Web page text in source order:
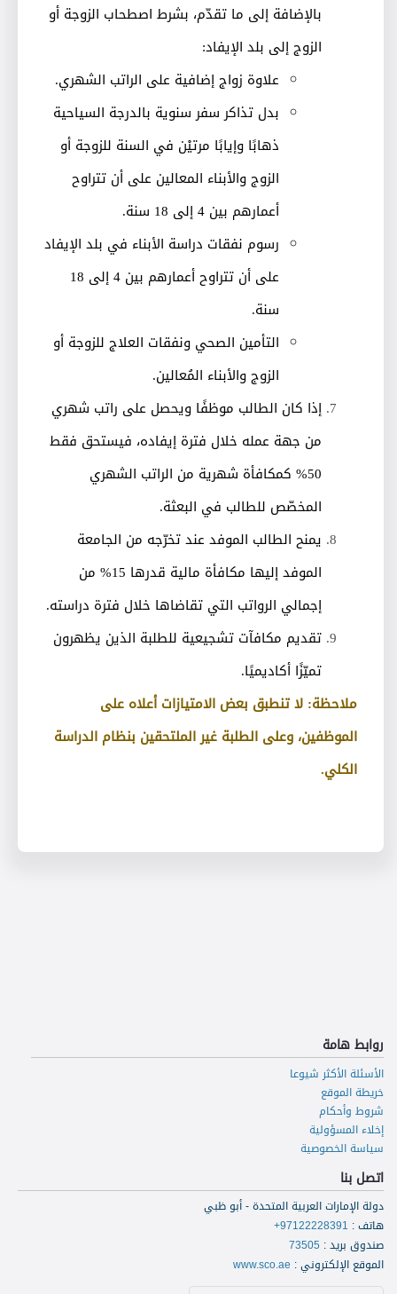
بالإضافة إلى ما تقدّم، بشرط اصطحاب الزوجة أو
الزوج إلى بلد الإيفاد:
علاوة زواج إضافية على الراتب الشهري.
بدل تذاكر سفر سنوية بالدرجة السياحية
ذهابًا وإيابًا مرتيْن في السنة للزوجة أو
الزوج والأبناء المعالين على أن تتراوح
أعمارهم بين 4 إلى 18 سنة.
رسوم نفقات دراسة الأبناء في بلد الإيفاد
على أن تتراوح أعمارهم بين 4 إلى 18
سنة.
التأمين الصحي ونفقات العلاج للزوجة أو
الزوج والأبناء المُعالين.
إذا كان الطالب موظفًا ويحصل على راتب شهري
من جهة عمله خلال فترة إيفاده، فيستحق فقط
50% كمكافأة شهرية من الراتب الشهري
المخصّص للطالب في البعثة.
يمنح الطالب الموفد عند تخرّجه من الجامعة
الموفد إليها مكافأة مالية قدرها 15% من
إجمالي الرواتب التي تقاضاها خلال فترة دراسته.
تقديم مكافآت تشجيعية للطلبة الذين يظهرون
تميّزًا أكاديميًا.
ملاحظة: لا تنطبق بعض الامتيازات أعلاه على
الموظفين، وعلى الطلبة غير الملتحقين بنظام الدراسة
الكلي.
روابط هامة
الأسئلة الأكثر شيوعا
خريطة الموقع
شروط وأحكام
إخلاء المسؤولية
سياسة الخصوصية
اتصل بنا
دولة الإمارات العربية المتحدة - أبو ظبي
هاتف:
+97122228391
صندوق بريد:
73505
الموقع الإلكتروني:
www.sco.ae